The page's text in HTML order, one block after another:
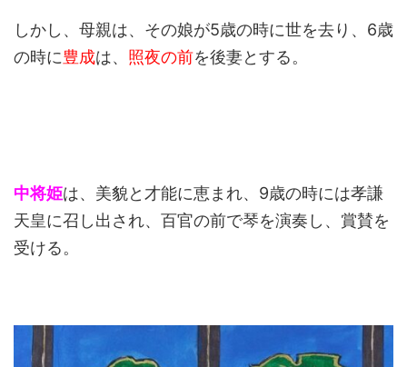
しかし、母親は、その娘が5歳の時に世を去り、6歳
の時に豊成は、 照夜の前を後妻とする。
中将姫は、美貌と才能に恵まれ、9歳の時には孝謙
天皇に召し出され、百官の前で琴を演奏し、賞賛を
受ける。